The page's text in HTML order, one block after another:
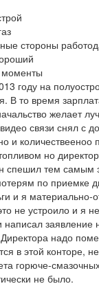
стороны
моменты
году на
В то время
желает
связи снял с
и
но
спешил тем самым
по приемке
и я материально-
не устроило и я
написал заявление
надо
в этой конторе,
горюче-
не было.